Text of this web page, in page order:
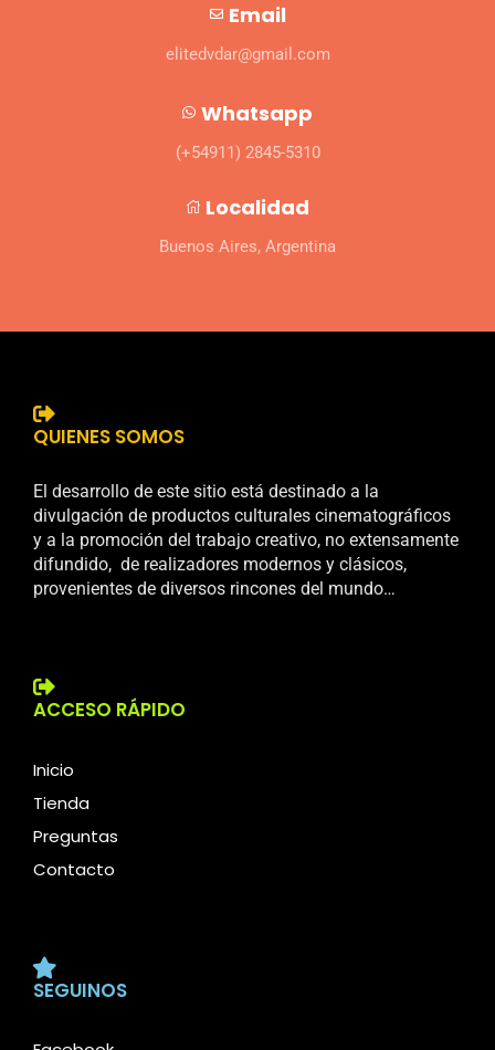
Email
elitedvdar@gmail.com
Whatsapp
(+54911) 2845-5310
Localidad
Buenos Aires, Argentina
QUIENES SOMOS
El desarrollo de este sitio está destinado a la
divulgación de productos culturales cinematográficos
y a la promoción del trabajo creativo, no extensamente
difundido, de realizadores modernos y clásicos,
provenientes de diversos rincones del mundo…
ACCESO RÁPIDO
Inicio
Tienda
Preguntas
Contacto
SEGUINOS